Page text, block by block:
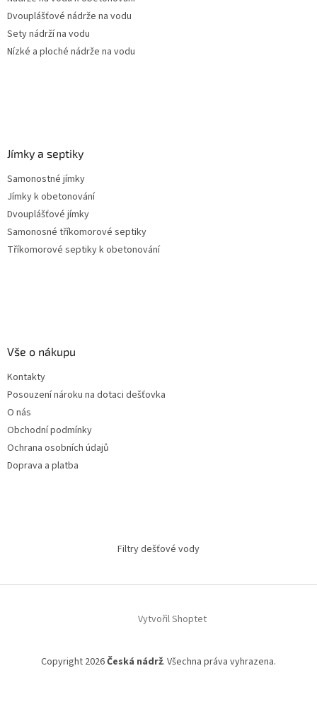
Dvouplášťové nádrže na vodu
Sety nádrží na vodu
Nízké a ploché nádrže na vodu
Jímky a septiky
Samonostné jímky
Jímky k obetonování
Dvouplášťové jímky
Samonosné tříkomorové septiky
Tříkomorové septiky k obetonování
Vše o nákupu
Kontakty
Posouzení nároku na dotaci dešťovka
O nás
Obchodní podmínky
Ochrana osobních údajů
Doprava a platba
Filtry dešťové vody
Vytvořil Shoptet
Copyright 2026Česká nádrž. Všechna práva vyhrazena.